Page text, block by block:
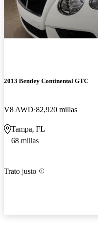
2013 Bentley Continental GTC
V8 AWD 82,920 millas
Tampa, FL
68 millas
Trato justo